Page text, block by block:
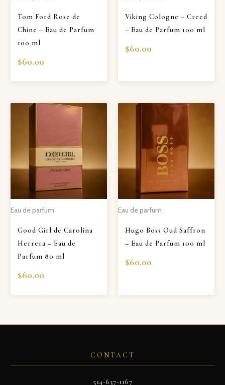
Tom Ford Rose de
Chine – Eau de Parfum
100 ml
$60.00
Viking Cologne – Creed
– Eau de Parfum 100 ml
$60.00
Eau de parfum
Good Girl de Carolina
Herrera – Eau de
Parfum 80 ml
$60.00
Eau de parfum
Hugo Boss Oud Saffron
– Eau de Parfum 100 ml
$60.00
CONTACT
514-637-1167